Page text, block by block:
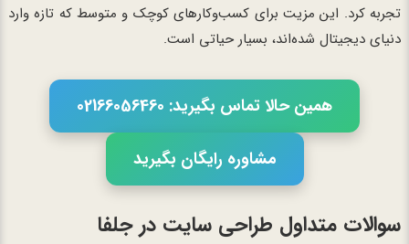
تجربه کرد. این مزیت برای کسب‌وکارهای کوچک و متوسط که تازه وارد
دنیای دیجیتال شده‌اند، بسیار حیاتی است.
همین حالا تماس بگیرید: 02166056460
مشاوره رایگان بگیرید
سوالات متداول طراحی سایت در جلفا